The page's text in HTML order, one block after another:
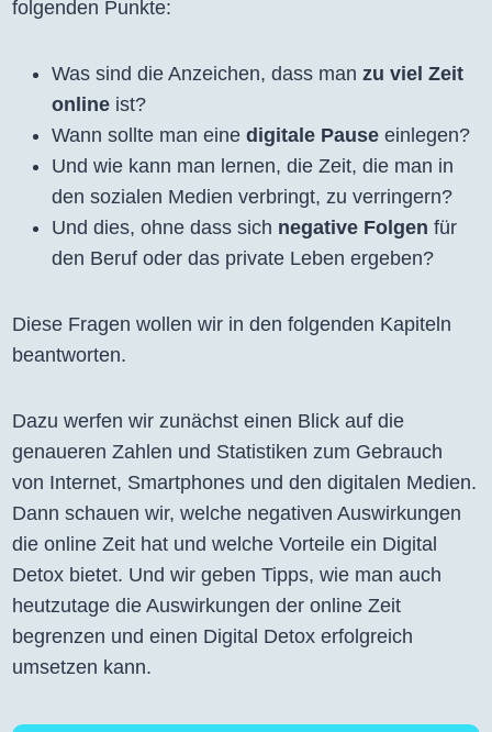
folgenden Punkte:
Was sind die Anzeichen, dass manzu viel Zeit
online ist?
Wann sollte man einedigitale Pause einlegen?
Und wie kann man lernen, die Zeit, die man in
den sozialen Medien verbringt, zu verringern?
Und dies, ohne dass sich negative Folgen für
den Beruf oder das private Leben ergeben?
Diese Fragen wollen wir in den folgenden Kapiteln
beantworten.
Dazu werfen wir zunächst einen Blick auf die
genaueren Zahlen und Statistiken zum Gebrauch
von Internet, Smartphones und den digitalen Medien.
Dann schauen wir, welche negativen Auswirkungen
die online Zeit hat und welche Vorteile ein Digital
Detox bietet. Und wir geben Tipps, wie man auch
heutzutage die Auswirkungen der online Zeit
begrenzen und einen Digital Detox erfolgreich
umsetzen kann.